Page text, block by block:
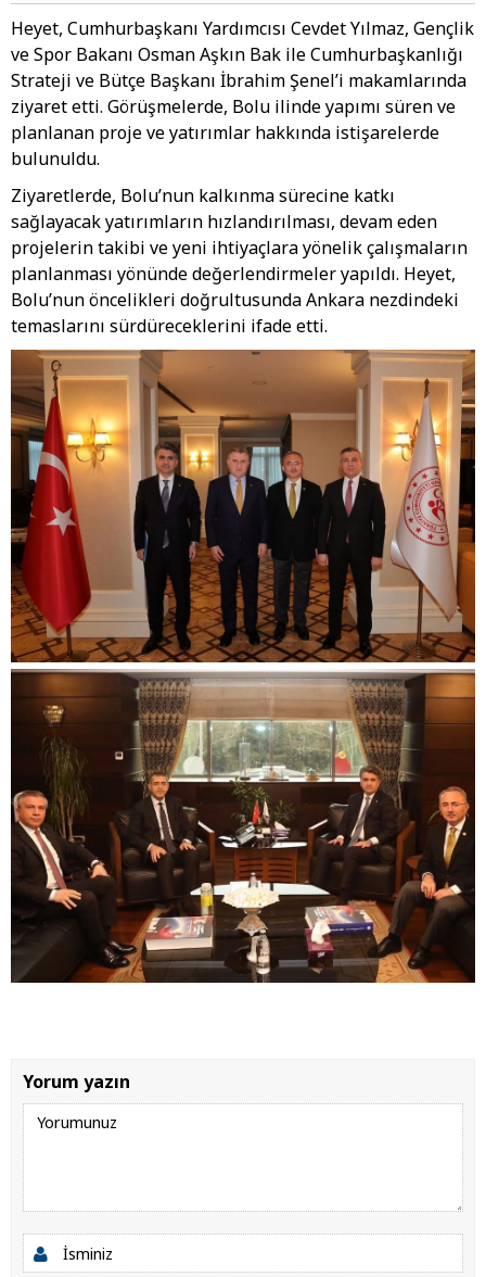
Heyet, Cumhurbaşkanı Yardımcısı Cevdet Yılmaz, Gençlik
ve Spor Bakanı Osman Aşkın Bak ile Cumhurbaşkanlığı
Strateji ve Bütçe Başkanı İbrahim Şenel’i makamlarında
ziyaret etti. Görüşmelerde, Bolu ilinde yapımı süren ve
planlanan proje ve yatırımlar hakkında istişarelerde
bulunuldu.
Ziyaretlerde, Bolu’nun kalkınma sürecine katkı
sağlayacak yatırımların hızlandırılması, devam eden
projelerin takibi ve yeni ihtiyaçlara yönelik çalışmaların
planlanması yönünde değerlendirmeler yapıldı. Heyet,
Bolu’nun öncelikleri doğrultusunda Ankara nezdindeki
temaslarını sürdüreceklerini ifade etti.
Yorum yazın